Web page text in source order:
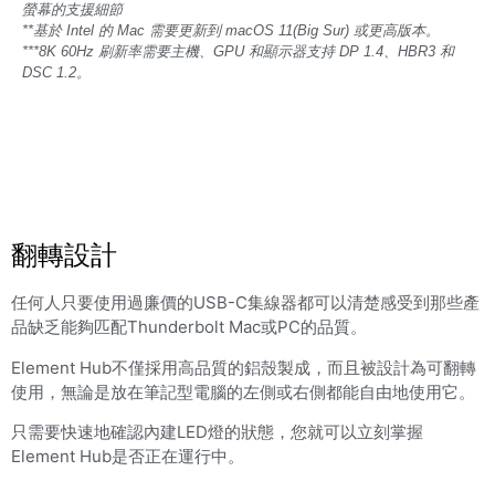
螢幕的支援細節
**基於 Intel 的 Mac 需要更新到 macOS 11(Big Sur) 或更高版本。
***8K 60Hz 刷新率需要主機、GPU 和顯示器支持 DP 1.4、HBR3 和
DSC 1.2。
翻轉設計
任何人只要使用過廉價的USB-C集線器都可以清楚感受到那些產
品缺乏能夠匹配Thunderbolt Mac或PC的品質。
Element Hub不僅採用高品質的鋁殼製成，而且被設計為可翻轉
使用，無論是放在筆記型電腦的左側或右側都能自由地使用它。
只需要快速地確認內建LED燈的狀態，您就可以立刻掌握
Element Hub是否正在運行中。